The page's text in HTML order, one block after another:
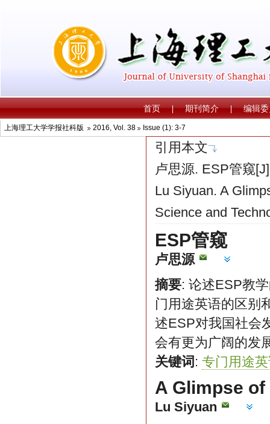
上海理工大学学报社科版 2016, Vol. 38 Issue (1): 3-7
引用本文
卢思源. ESP管窥
Lu Siyuan. A
Science and
ESP管窥
卢思源
摘要: 论述ESP教
门用途英语的区别
述ESP对我国社会
会有更为广阔的发
关键词 : 专门用途
A Glimpse of
Lu Siyuan